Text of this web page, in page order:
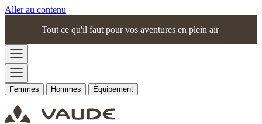
Aller au contenu
Tout ce qu'il faut pour vos aventures en plein air
Femmes Hommes Équipement